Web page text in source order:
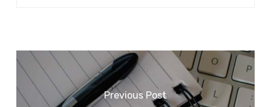
Previous Post